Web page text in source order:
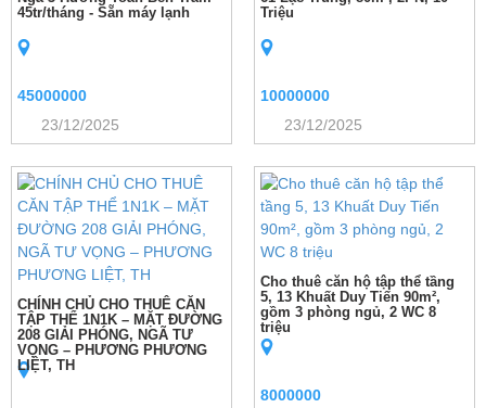
45tr/tháng - Sẵn máy lạnh
45000000
23/12/2025
Triệu
10000000
23/12/2025
CHÍNH CHỦ CHO THUÊ CĂN
TẬP THỂ 1N1K – MẶT ĐƯỜNG
208 GIẢI PHÓNG, NGÃ TƯ
VỌNG – PHƯƠNG PHƯƠNG
LIỆT, TH
Cho thuê căn hộ tập thể tầng
5, 13 Khuất Duy Tiến 90m²,
gồm 3 phòng ngủ, 2 WC 8
triệu
8000000